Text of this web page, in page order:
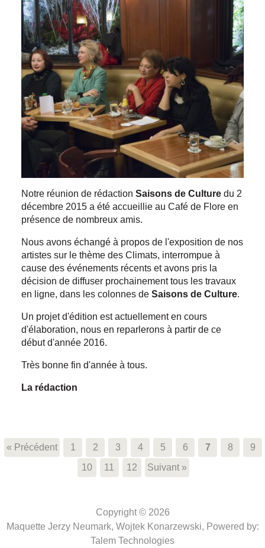
Notre réunion de rédaction Saisons de Culture du 2
décembre 2015 a été accueillie au Café de Flore en
présence de nombreux amis.
Nous avons échangé à propos de l'exposition de nos
artistes sur le thème des Climats, interrompue à
cause des événements récents et avons pris la
décision de diffuser prochainement tous les travaux
en ligne, dans les colonnes de Saisons de Culture.
Un projet d'édition est actuellement en cours
d'élaboration, nous en reparlerons à partir de ce
début d'année 2016.
Très bonne fin d'année à tous.
La rédaction
« Précédent 1 2 3 4 5 6 7 8
9
10
11 12 Suivant »
Copyright © 2026
Maquette Jerzy Neumark, Wojtek Konarzewski, Powered by:
Talem Technologies